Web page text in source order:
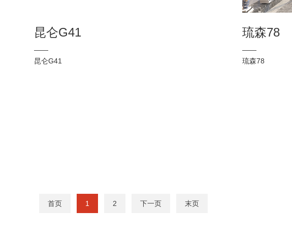
昆仑G41
——
昆仑G41
琉森78
——
琉森78